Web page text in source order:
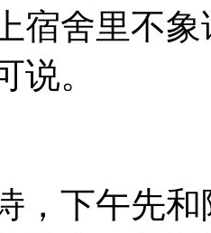
宿舍里不
说。
，下午先